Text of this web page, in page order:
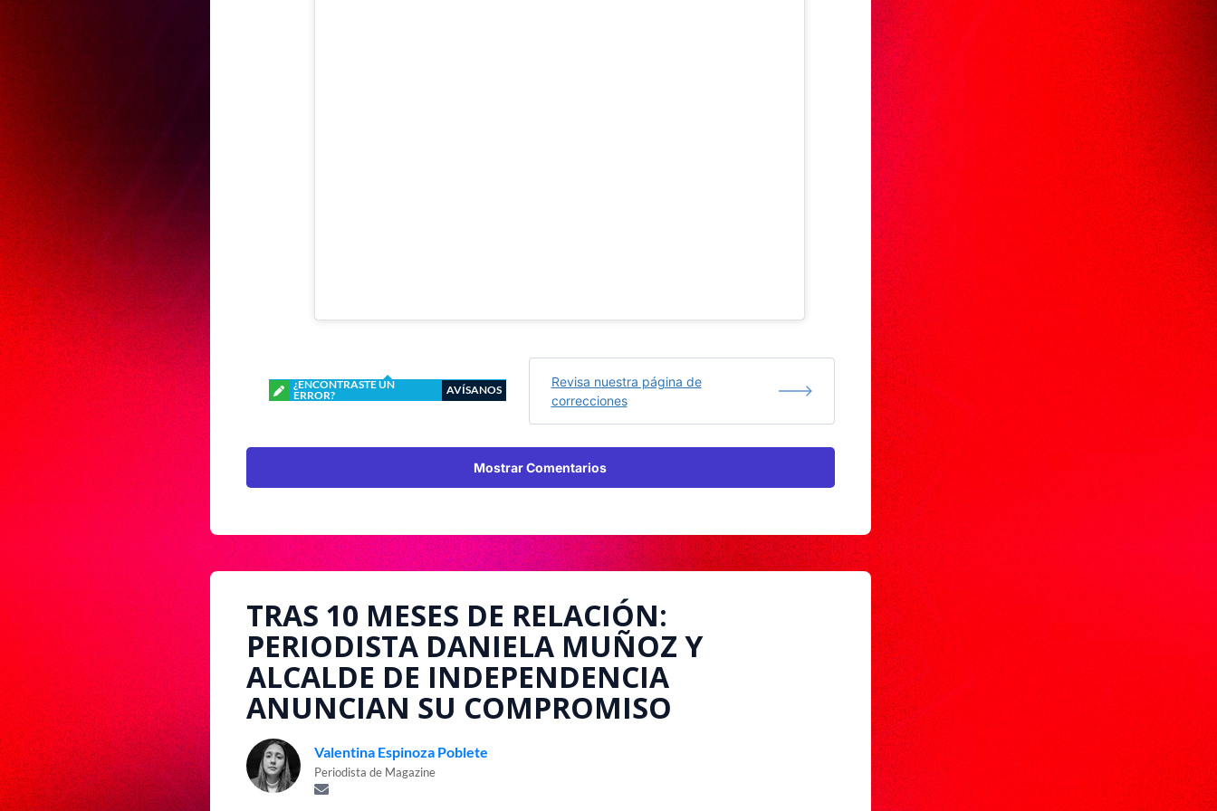
¿ENCONTRASTE UN
ERROR?
AVÍSANOS
Revisa nuestra página de
correcciones
Mostrar Comentarios
TRAS 10 MESES DE RELACIÓN:
PERIODISTA DANIELA MUÑOZ Y
ALCALDE DE INDEPENDENCIA
ANUNCIAN SU COMPROMISO
Valentina Espinoza Poblete
Periodista de Magazine